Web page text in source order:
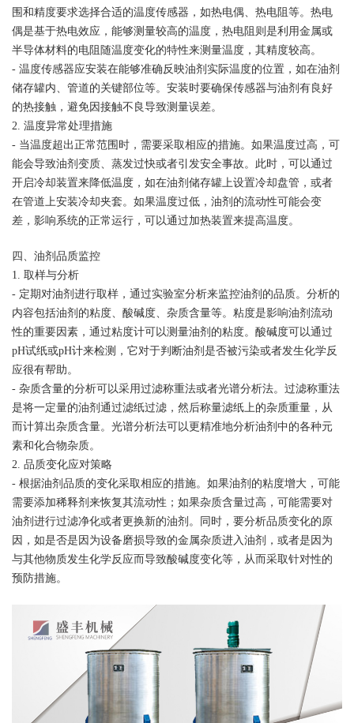
围和精度要求选择合适的温度传感器，如热电偶、热电阻等。热电
偶是基于热电效应，能够测量较高的温度，热电阻则是利用金属或
半导体材料的电阻随温度变化的特性来测量温度，其精度较高。
- 温度传感器应安装在能够准确反映油剂实际温度的位置，如在油剂
储存罐内、管道的关键部位等。安装时要确保传感器与油剂有良好
的热接触，避免因接触不良导致测量误差。
2. 温度异常处理措施
- 当温度超出正常范围时，需要采取相应的措施。如果温度过高，可
能会导致油剂变质、蒸发过快或者引发安全事故。此时，可以通过
开启冷却装置来降低温度，如在油剂储存罐上设置冷却盘管，或者
在管道上安装冷却夹套。如果温度过低，油剂的流动性可能会变
差，影响系统的正常运行，可以通过加热装置来提高温度。
四、油剂品质监控
1. 取样与分析
- 定期对油剂进行取样，通过实验室分析来监控油剂的品质。分析的
内容包括油剂的粘度、酸碱度、杂质含量等。粘度是影响油剂流动
性的重要因素，通过粘度计可以测量油剂的粘度。酸碱度可以通过
pH试纸或pH计来检测，它对于判断油剂是否被污染或者发生化学反
应很有帮助。
- 杂质含量的分析可以采用过滤称重法或者光谱分析法。过滤称重法
是将一定量的油剂通过滤纸过滤，然后称量滤纸上的杂质重量，从
而计算出杂质含量。光谱分析法可以更精准地分析油剂中的各种元
素和化合物杂质。
2. 品质变化应对策略
- 根据油剂品质的变化采取相应的措施。如果油剂的粘度增大，可能
需要添加稀释剂来恢复其流动性；如果杂质含量过高，可能需要对
油剂进行过滤净化或者更换新的油剂。同时，要分析品质变化的原
因，如是否是因为设备磨损导致的金属杂质进入油剂，或者是因为
与其他物质发生化学反应而导致酸碱度变化等，从而采取针对性的
预防措施。